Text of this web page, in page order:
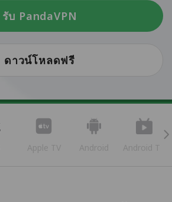
รับ PandaVPN
ดาวน์โหลดฟรี
Apple TV Android Android TV